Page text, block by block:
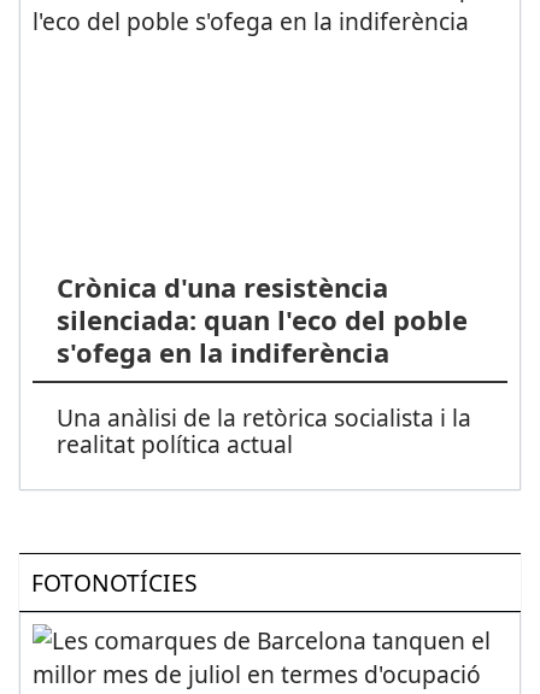
Crònica d'una resistència
silenciada: quan l'eco del poble
s'ofega en la indiferència
Una anàlisi de la retòrica socialista i la
realitat política actual
FOTONOTÍCIES